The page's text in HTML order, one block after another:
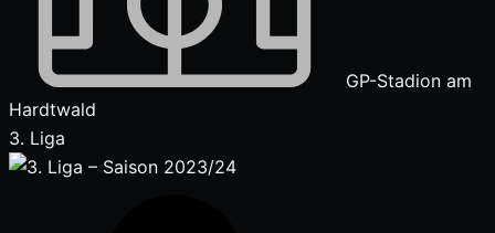
GP-Stadion am
Hardtwald
3. Liga